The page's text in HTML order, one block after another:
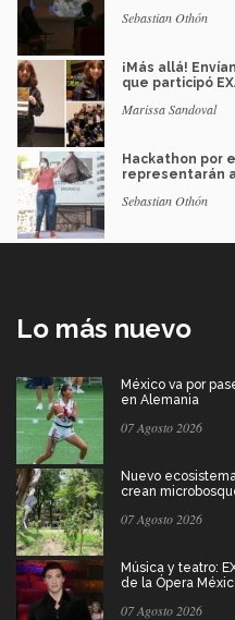
Sebastian Othón
¡Más allá!
que participó
Marissa Sandoval
Hackathon por
representarán
Sebastian Othón
Lo más nuevo
México va por
en Alemania
07 Agosto 2026
Nuevo
crean
07 Agosto 2026
Música y teatro:
de la Ópera
07 Agosto 2026